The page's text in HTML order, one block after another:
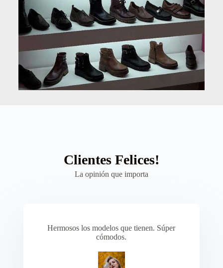
Clientes Felices!
La opinión que importa
Hermosos los modelos que tienen. Súper
cómodos.